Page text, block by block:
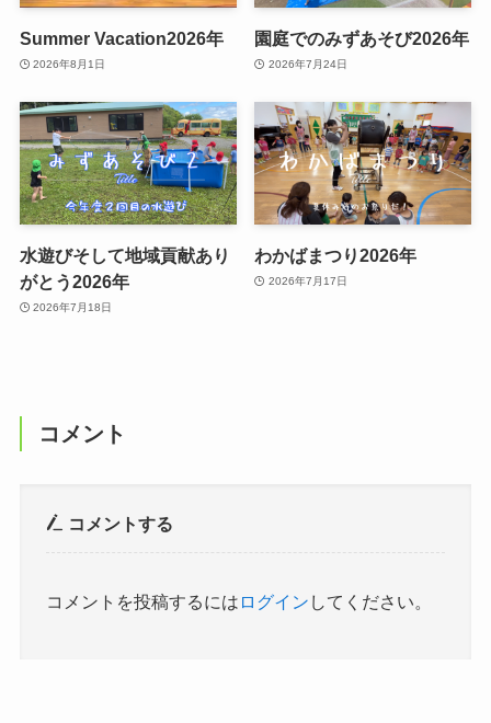
Summer Vacation2026年
2026年8月1日
園庭でのみずあそび2026年
2026年7月24日
水遊びそして地域貢献あり
がとう2026年
2026年7月18日
わかばまつり2026年
2026年7月17日
コメント
コメントする
コメントを投稿するには ログイン してください。